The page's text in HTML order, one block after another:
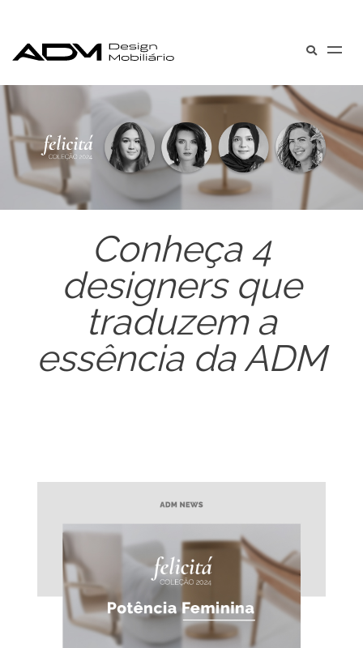
Conheça 4
designers que
traduzem a
essência da ADM